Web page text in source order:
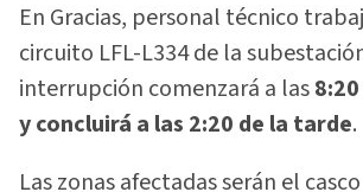
En Gracias, personal técnico
circuito LFL-L334 de la
interrupción comenzará a las
y concluirá a las 2:20 de la tarde.
Las zonas afectadas serán el